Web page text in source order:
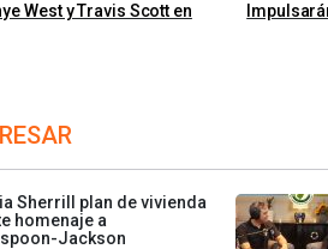
West y Travis Scott en
Sherrill plan de vivienda
homenaje a
Jackson